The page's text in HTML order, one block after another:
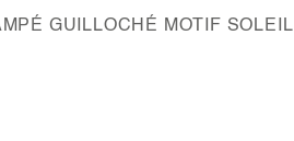
GUILLOCHÉ MOTIF SOLEIL